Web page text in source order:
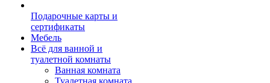
Подарочные карты и
сертификаты
Мебель
Всё для ванной и
туалетной комнаты
Ванная комната
Туалетная комната